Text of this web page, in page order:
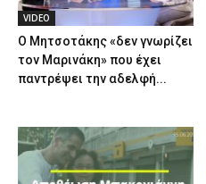
VIDEO
Ο Μητσοτάκης «δεν γνωρίζει
τον Μαρινάκη» που έχει
παντρέψει την αδελφή...